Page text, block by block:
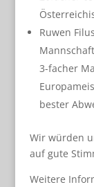
Ruwen Filus
3-facher
bester
Wir würden
auf gute
Weitere